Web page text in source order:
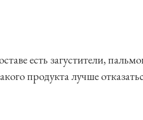
есть загустители,
продукта лучше